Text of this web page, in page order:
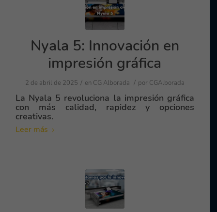
Nyala 5: Innovación en
impresión gráfica
2 de abril de 2025 / en CG Alborada / por CGAlborada
La Nyala 5 revoluciona la impresión gráfica
con más calidad, rapidez y opciones
creativas.
Leer más